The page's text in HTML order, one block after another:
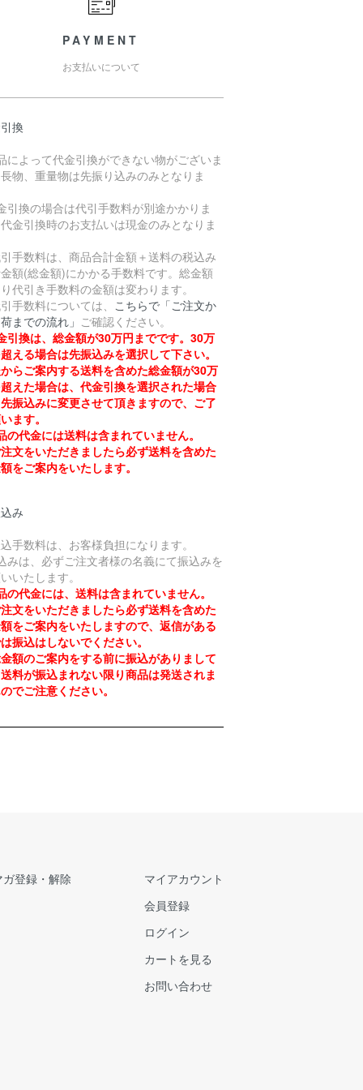
PAYMENT
お支払いについて
換
によって代金引換ができない物がございま
物、重量物は先振り込みのみとなりま
引換の場合は代引手数料が別途かかりま
金引換時のお支払いは現金のみとなりま
手数料は、商品合計金額＋送料の税込み
額(総金額)にかかる手数料です。総金額
代引き手数料の金額は変わります。
手数料については、 こちらで「ご注文か
までの流れ」 ご確認ください。
引換は、総金額が30万円までです。30万
える場合は先振込みを選択して下さい。
らご案内する送料を含めた総金額が30万
えた場合は、代金引換を選択された場合
振込みに変更させて頂きますので、ご了
ます。
の代金には送料は含まれていません。
文をいただきましたら必ず送料を含めた
をご案内をいたします。
み
手数料は、お客様負担になります。
みは、必ずご注文者様の名義にて振込みを
いたします。
の代金には、送料は含まれていません。
文をいただきましたら必ず送料を含めた
をご案内をいたしますので、返信がある
振込はしないでください。
額のご案内をする前に振込がありまして
料が振込まれない限り商品は発送されま
でご注意ください。
ガ登録・解除
マイアカウント
会員登録
ログイン
カートを見る
お問い合わせ